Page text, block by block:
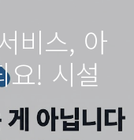
비스, 아
요! 시설